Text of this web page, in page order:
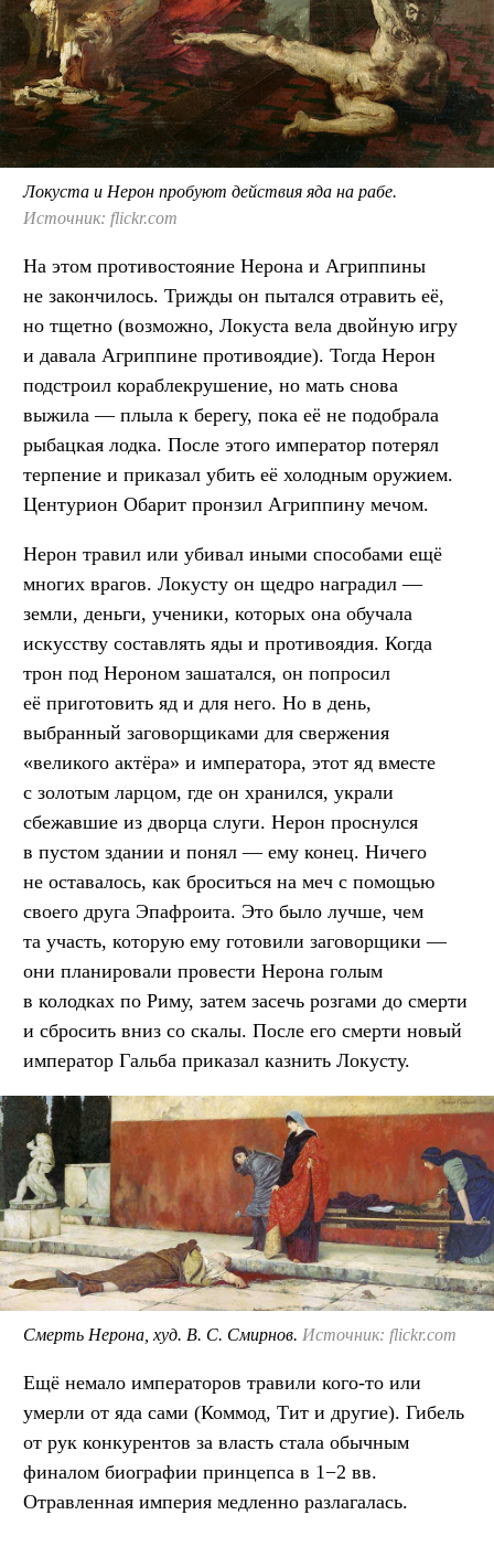
Локуста и Нерон пробуют действия яда на рабе.
Источник: flickr.com
На этом противостояние Нерона и Агриппины
не закончилось. Трижды он пытался отравить её,
но тщетно (возможно, Локуста вела двойную игру
и давала Агриппине противоядие). Тогда Нерон
подстроил кораблекрушение, но мать снова
выжила — плыла к берегу, пока её не подобрала
рыбацкая лодка. После этого император потерял
терпение и приказал убить её холодным оружием.
Центурион Обарит пронзил Агриппину мечом.
Нерон травил или убивал иными способами ещё
многих врагов. Локусту он щедро наградил —
земли, деньги, ученики, которых она обучала
искусству составлять яды и противоядия. Когда
трон под Нероном зашатался, он попросил
её приготовить яд и для него. Но в день,
выбранный заговорщиками для свержения
«великого актёра» и императора, этот яд вместе
с золотым ларцом, где он хранился, украли
сбежавшие из дворца слуги. Нерон проснулся
в пустом здании и понял — ему конец. Ничего
не оставалось, как броситься на меч с помощью
своего друга Эпафроита. Это было лучше, чем
та участь, которую ему готовили заговорщики —
они планировали провести Нерона голым
в колодках по Риму, затем засечь розгами до смерти
и сбросить вниз со скалы. После его смерти новый
император Гальба приказал казнить Локусту.
Смерть Нерона, худ. В. С. Смирнов. Источник: flickr.com
Ещё немало императоров травили кого-то или
умерли от яда сами (Коммод, Тит и другие). Гибель
от рук конкурентов за власть стала обычным
финалом биографии принцепса в 1−2 вв.
Отравленная империя медленно разлагалась.